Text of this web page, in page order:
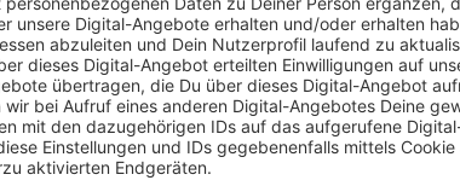
Den Schlüssel hatte er vorher
sich in das Auto und fuhr erstmal in die
Anschließend fuhr er weiter zur Schule
auf, wie die beiden Teenager zur Schule
Der Schüler wurde wegen Fahrens ohne